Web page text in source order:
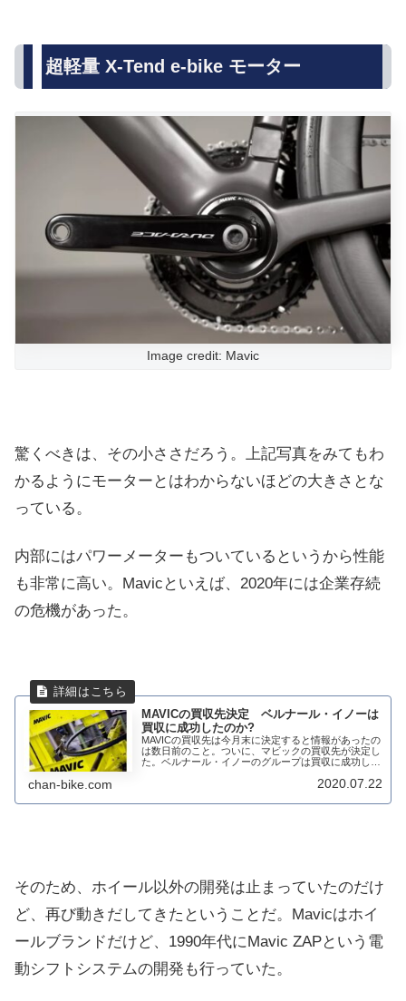
超軽量 X-Tend e-bike モーター
Image credit: Mavic
驚くべきは、その小ささだろう。上記写真をみてもわ
かるようにモーターとはわからないほどの大きさとな
っている。
内部にはパワーメーターもついているというから性能
も非常に高い。Mavicといえば、2020年には企業存続
の危機があった。
MAVICの買収先決定 ベルナール・イノーは
買収に成功したのか?
MAVICの買収先は今月末に決定すると情報があったの
は数日前のこと。ついに、マビックの買収先が決定し
た。ベルナール・イノーのグループは買収に成功した
ル・ド・フランスのテクニカルパートナーであ...
chan-bike.com 2020.07.22
そのため、ホイール以外の開発は止まっていたのだけ
ど、再び動きだしてきたということだ。Mavicはホイ
ールブランドだけど、1990年代にMavic ZAPという電
動シフトシステムの開発も行っていた。